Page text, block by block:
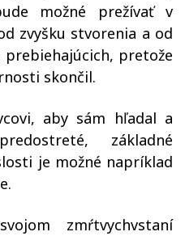
možné prežívať v
zvyšku stvorenia a od
prebiehajúcich, pretože
skončil.
aby sám hľadal a
základné
je možné napríklad
zmŕtvychvstaní